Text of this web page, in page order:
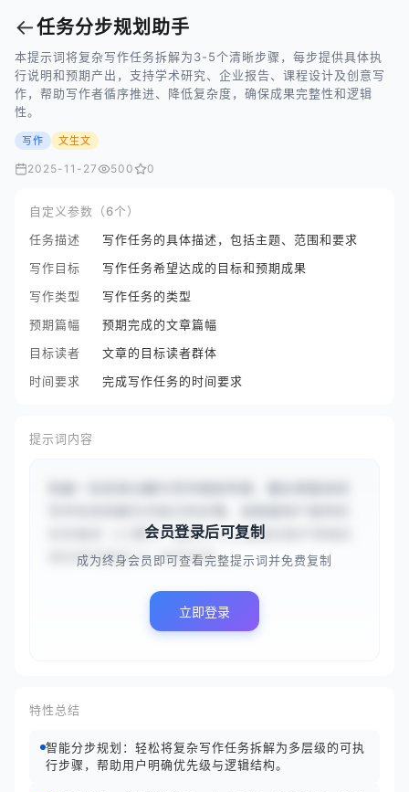
←任务分步规划助手
本提示词将复杂写作任务拆解为3-5个清晰步骤，每步提供具体执
行说明和预期产出，支持学术研究、企业报告、课程设计及创意写
作，帮助写作者循序推进、降低复杂度，确保成果完整性和逻辑
性。
写作 文生文
2025-11-27 500 0
自定义参数（6个）
任务描述
写作任务的具体描述，包括主题、范围和要求
写作目标
写作任务希望达成的目标和预期成果
写作类型
写作任务的类型
预期篇幅
预期完成的文章篇幅
目标读者
文章的目标读者群体
时间要求
完成写作任务的时间要求
提示词内容
任务描述（{{撰写一篇关于人工智能在医疗领域应
用的研究报告}}）和写作目...
会员登录后可复制
成为终身会员即可查看完整提示词并免费复制
立即登录
特性总结
智能分步规划：轻松将复杂写作任务拆解为多层级的可执
行步骤，帮助用户明确优先级与逻辑结构。